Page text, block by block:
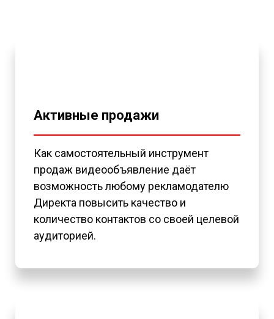
Активные продажи
Как самостоятельный инструмент
продаж видеообъявление даёт
возможность любому рекламодателю
Директа повысить качество и
количество контактов со своей целевой
аудиторией.